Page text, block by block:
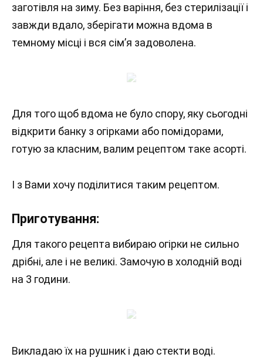
заготівля на зиму. Без варіння, без стерилізації і
завжди вдало, зберігати можна вдома в
темному місці і вся сім’я задоволена.
Для того щоб вдома не було спору, яку сьогодні
відкрити банку з огірками або помідорами,
готую за класним, валим рецептом таке асорті.
І з Вами хочу поділитися таким рецептом.
Приготування:
Для такого рецепта вибираю огірки не сильно
дрібні, але і не великі. Замочую в холодній воді
на 3 години.
Викладаю їх на рушник і даю стекти воді.